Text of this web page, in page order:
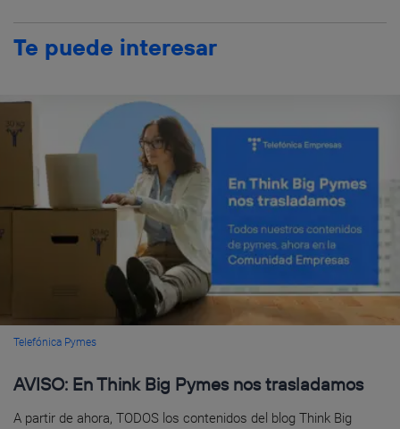
Te puede interesar
Telefónica Pymes
AVISO: En Think Big Pymes nos trasladamos
A partir de ahora, TODOS los contenidos del blog Think Big